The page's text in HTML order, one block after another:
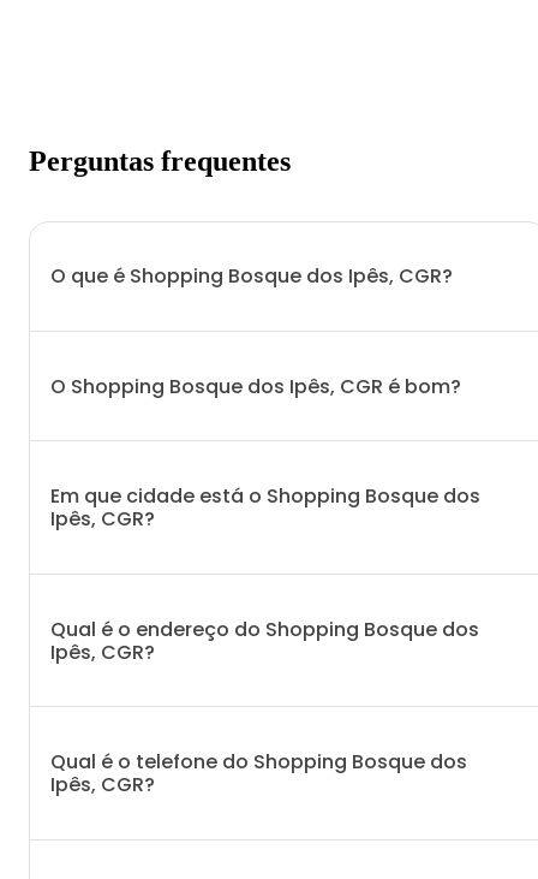
Perguntas frequentes
O que é Shopping Bosque dos Ipês, CGR?
O Shopping Bosque dos Ipês, CGR é bom?
Em que cidade está o Shopping Bosque dos
Ipês, CGR?
Qual é o endereço do Shopping Bosque dos
Ipês, CGR?
Qual é o telefone do Shopping Bosque dos
Ipês, CGR?